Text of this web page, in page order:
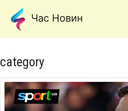
Час Новин
category